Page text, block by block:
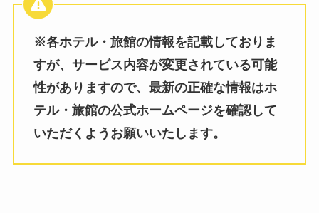
※各ホテル・旅館の情報を記載しておりま
すが、サービス内容が変更されている可能
性がありますので、最新の正確な情報はホ
テル・旅館の公式ホームページを確認して
いただくようお願いいたします。